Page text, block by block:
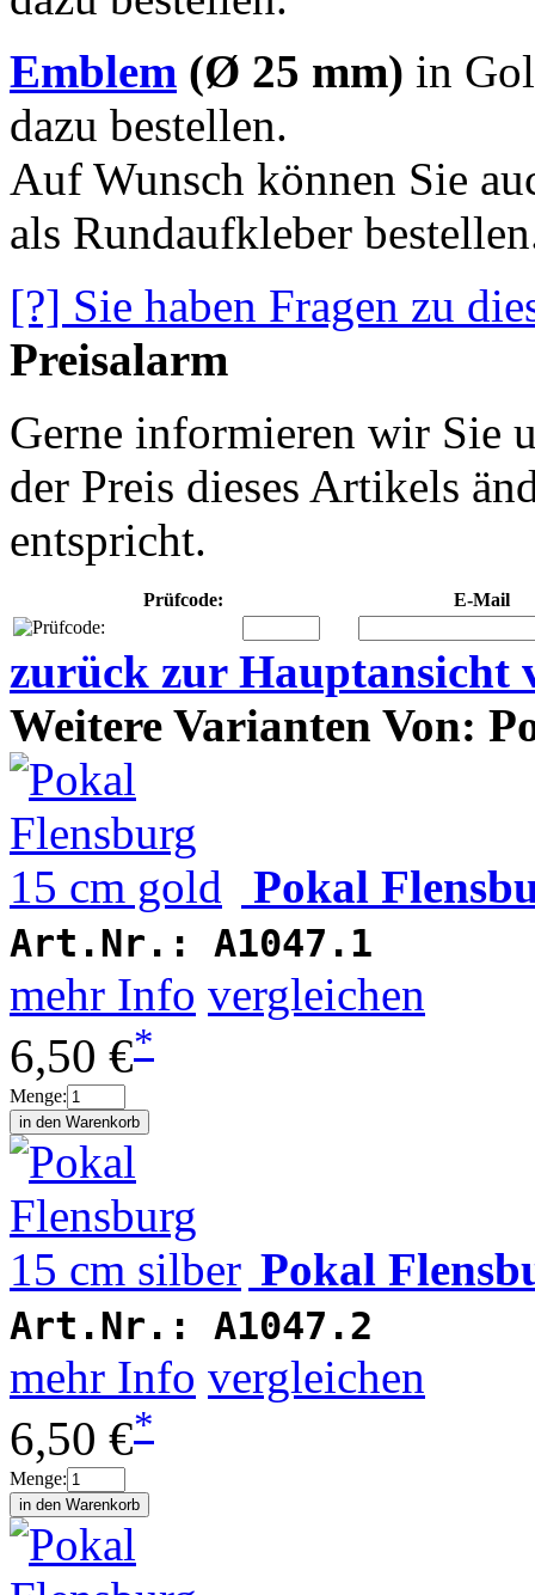
Emblem (Ø 25 mm) in
dazu bestellen.
Auf Wunsch können Sie
als Rundaufkleber
[?] Sie haben Fragen zu
Preisalarm
Gerne informieren wir Sie
der Preis dieses Artikels
entspricht.
Prüfcode: E-Mail
zurück zur Hauptansicht
Weitere Varianten Von:
Pokal
Art.Nr.: A1047.1
mehr Info vergleichen
6,50 €*
Menge:
Pokal
Art.Nr.: A1047.2
mehr Info vergleichen
6,50 €*
Menge: